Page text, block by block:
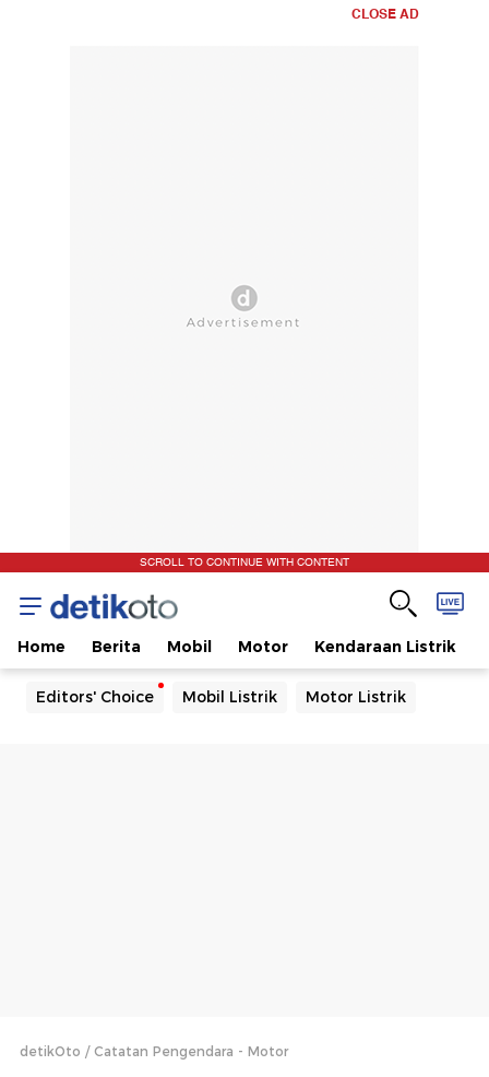
CLOSE AD
SCROLL TO CONTINUE WITH CONTENT
Home Berita Mobil Motor Kendaraan Listrik
Editors' Choice Mobil Listrik Motor Listrik
detikOto Catatan Pengendara - Motor